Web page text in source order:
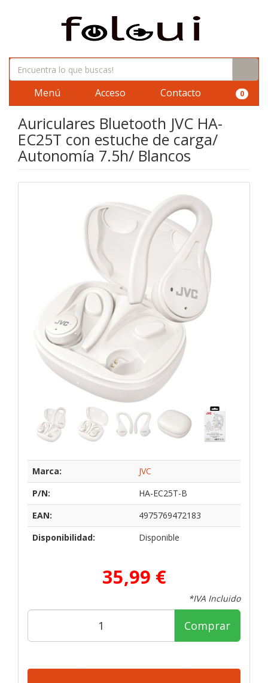
Menú Acceso Contacto 0
Auriculares Bluetooth JVC HA-
EC25T con estuche de carga/
Autonomía 7.5h/ Blancos
Marca:
JVC
P/N:
HA-EC25T-B
EAN:
4975769472183
Disponibilidad:
Disponible
35,99 €
*IVA Incluido
Comprar